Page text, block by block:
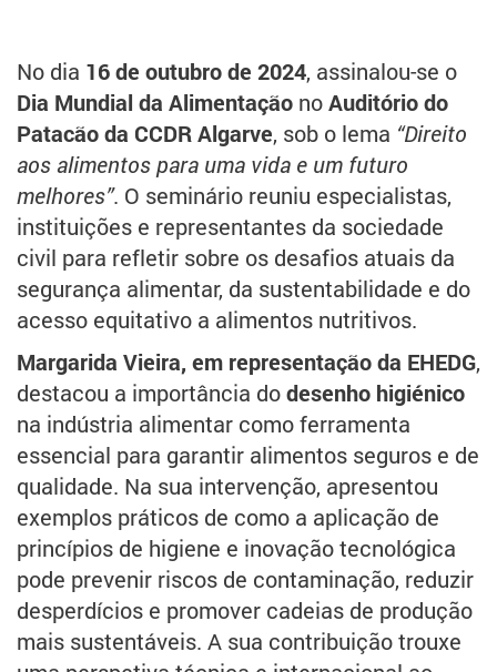
No dia 16 de outubro de 2024, assinalou-se o
Dia Mundial da Alimentação noAuditório do
Patacão da CCDR Algarve, sob o lema “Direito
aos alimentos para uma vida e um futuro
melhores”. O seminário reuniu especialistas,
instituições e representantes da sociedade
civil para refletir sobre os desafios atuais da
segurança alimentar, da sustentabilidade e do
acesso equitativo a alimentos nutritivos.
Margarida Vieira, em representação da EHEDG,
destacou a importância dodesenho higiénico
na indústria alimentar como ferramenta
essencial para garantir alimentos seguros e de
qualidade. Na sua intervenção, apresentou
exemplos práticos de como a aplicação de
princípios de higiene e inovação tecnológica
pode prevenir riscos de contaminação, reduzir
desperdícios e promover cadeias de produção
mais sustentáveis. A sua contribuição trouxe